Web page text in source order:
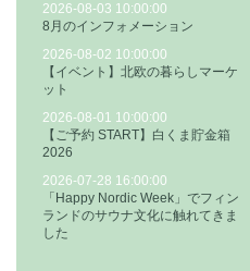
2026-08-03 10:00:00
8月のインフォメーション
2026-08-02 10:00:00
【イベント】北欧の暮らしマーケ
ット
2026-08-01 10:00:00
【ご予約 START】白くま貯金箱
2026
2026-07-28 16:00:00
「Happy Nordic Week」でフィン
ランドのサウナ文化に触れてきま
した